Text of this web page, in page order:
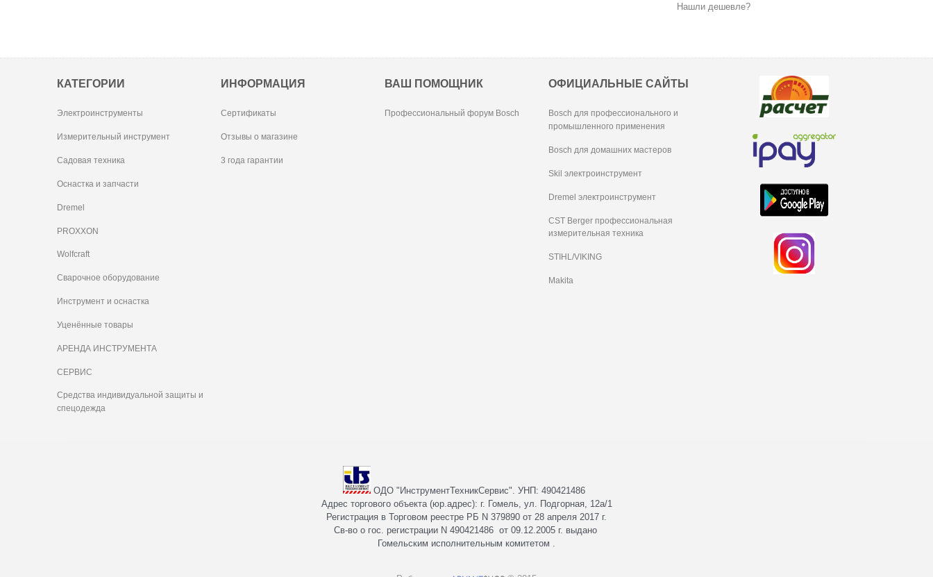
Нашли дешевле?
КАТЕГОРИИ
Электроинструменты
Измерительный инструмент
Садовая техника
Оснастка и запчасти
Dremel
PROXXON
Wolfcraft
Сварочное оборудование
Инструмент и оснастка
Уценённые товары
АРЕНДА ИНСТРУМЕНТА
СЕРВИС
Средства индивидуальной защиты и
спецодежда
ИНФОРМАЦИЯ
Сертификаты
Отзывы о магазине
3 года гарантии
ВАШ ПОМОЩНИК
Профессиональный форум Bosch
ОФИЦИАЛЬНЫЕ САЙТЫ
Bosch для профессионального и
промышленного применения
Bosch для домашних мастеров
Skil электроинструмент
Dremel электроинструмент
CST Berger профессиональная
измерительная техника
STIHL/VIKING
Makita
ОДО "ИнструментТехникСервис". УНП: 490421486
Адрес торгового объекта (юр.адрес): г. Гомель, ул. Подгорная, 12а/1
Регистрация в Торговом реестре РБ N 379890 от 28 апреля 2017 г.
Св-во о гос. регистрации N 490421486 от 09.12.2005 г. выдано
Гомельским исполнительным комитетом .